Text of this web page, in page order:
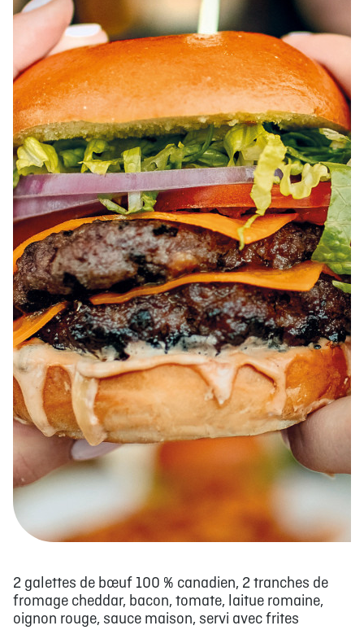
À PROPOS EMPLOIS EN ÉPICERIE BOUTIQUE
TRAITEUR ÉVÉNEMENTIEL NOUS JOINDRE
DONNER VOTRE OPINION
2 galettes de bœuf 100 % canadien, 2 tranches de
fromage cheddar, bacon, tomate, laitue romaine,
oignon rouge, sauce maison, servi avec frites